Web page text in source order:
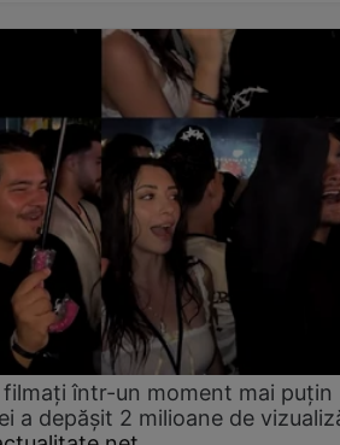
filmați într-un moment mai puțin
a depășit 2 milioane de